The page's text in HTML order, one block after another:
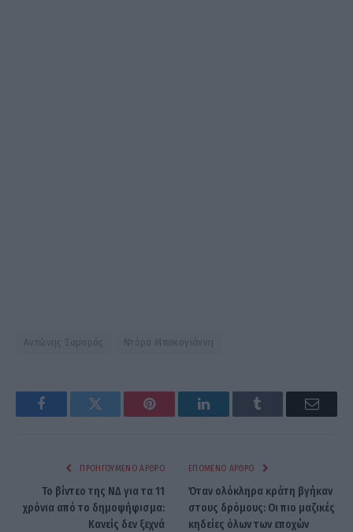
Αντώνης Σαμαράς Ντόρα Μπακογιάννη
FacebookTwitter Pinterest LinkedInTumblr Email
ΠΡΟΗΓΟΎΜΕΝΟ ΆΡΘΡΟ
Το βίντεο της ΝΔ για τα 11
χρόνια από το δημοψήφισμα:
Κανείς δεν ξεχνά
ΕΠΌΜΕΝΟ ΆΡΘΡΟ
Όταν ολόκληρα κράτη βγήκαν
στους δρόμους: Οι πιο μαζικές
κηδείες όλων των εποχών